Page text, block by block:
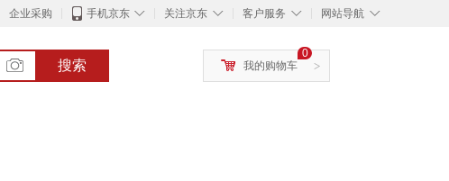
企业采购 ◇
手机京东 ◇
关注京东 ◇
客户服务 ◇
网站导航
搜索 >
0
我的购物车